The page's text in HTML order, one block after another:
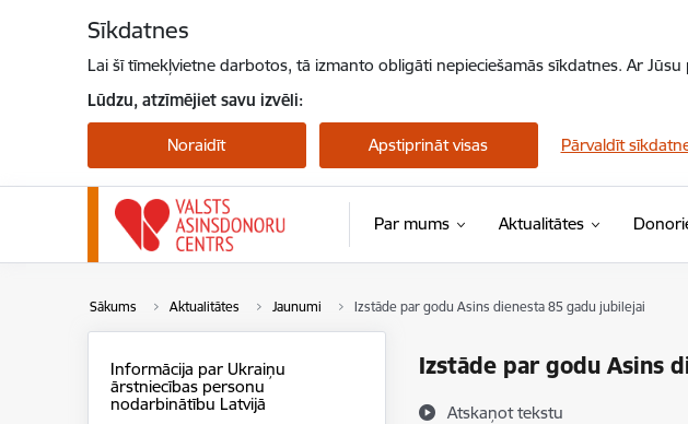
Sīkdatnes
Lai šī tīmekļvietne darbotos, tā izmanto obligāti nepieciešamās sīkdatnes. Ar
Lūdzu, atzīmējiet savu izvēli:
Noraidīt Apstiprināt visas Pārvaldīt
Par mums Aktualitātes
Sākums Aktualitātes Jaunumi Izstāde par godu Asins dienesta 85 gadu jubilejai
Izstāde par godu Asins
Atskaņot tekstu
Informācija par Ukraiņu
ārstniecības personu
nodarbinātību Latvijā